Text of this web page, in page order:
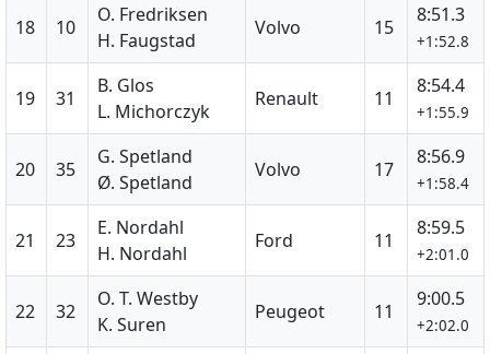
18 10
O. Fredriksen
H. Faugstad
Volvo 15
8:51.3
+1:52.8
19 31
B. Glos
L. Michorczyk
Renault 11
8:54.4
+1:55.9
20 35
G. Spetland
Ø. Spetland
Volvo 17
8:56.9
+1:58.4
21 23
E. Nordahl
H. Nordahl
Ford 11
8:59.5
+2:01.0
22 32
O. T. Westby
K. Suren
Peugeot 11
9:00.5
+2:02.0